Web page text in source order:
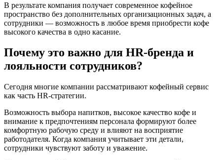
В результате компания получает современное кофейное
пространство без дополнительных организационных задач, а
сотрудники — возможность в любое время приобрести кофе
высокого качества в одно касание.
Почему это важно для HR-бренда и
лояльности сотрудников?
Сегодня многие компании рассматривают кофейный сервис
как часть HR-стратегии.
Возможность выбора напитков, высокое качество кофе и
внимание к предпочтениям персонала формируют более
комфортную рабочую среду и влияют на восприятие
работодателя. Когда компания учитывает эти детали,
сотрудники чувствуют заботу и уважение.